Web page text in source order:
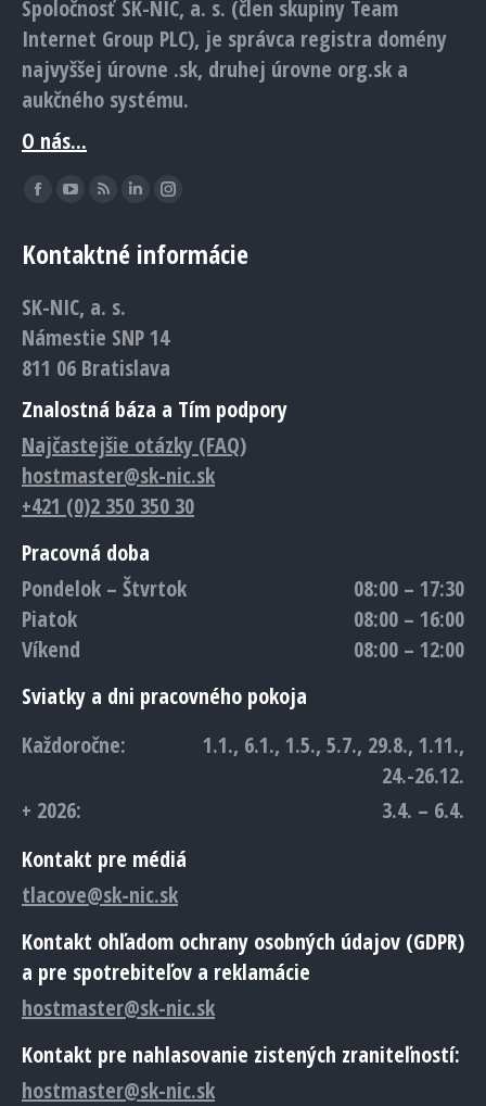
Spoločnosť SK-NIC, a. s. (člen skupiny Team
Internet Group PLC), je správca registra domény
najvyššej úrovne .sk, druhej úrovne org.sk a
aukčného systému.
O nás...
Find us on:
Facebook
opens
new
window
YouTube
opens
new
window
Rss
opens
new
window
Linkedin
opens
window
Instagram
opens
window
Kontaktné informácie
SK-NIC, a. s.
Námestie SNP 14
811 06 Bratislava
Znalostná báza a Tím podpory
Najčastejšie otázky (FAQ)
hostmaster@sk-nic.sk
+421 (0)2 350 350 30
Pracovná doba
Pondelok – Štvrtok
08:00 – 17:30
Piatok
08:00 – 16:00
Víkend
08:00 – 12:00
Sviatky a dni pracovného pokoja
Každoročne:
1.1., 6.1., 1.5., 5.7., 29.8., 1.11.,
24.-26.12.
+ 2026:
3.4. – 6.4.
Kontakt pre médiá
tlacove@sk-nic.sk
Kontakt ohľadom ochrany osobných údajov (GDPR)
a pre spotrebiteľov a reklamácie
hostmaster@sk-nic.sk
Kontakt pre nahlasovanie zistených zraniteľností:
hostmaster@sk-nic.sk